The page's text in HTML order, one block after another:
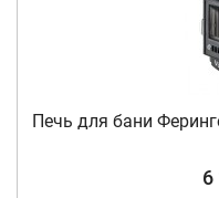
Печь для бани
6